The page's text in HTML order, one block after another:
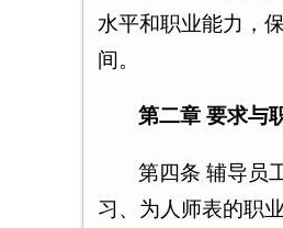
水平和职业能力，
间。
第二章 要求与
第四条 辅导员
习、为人师表的职